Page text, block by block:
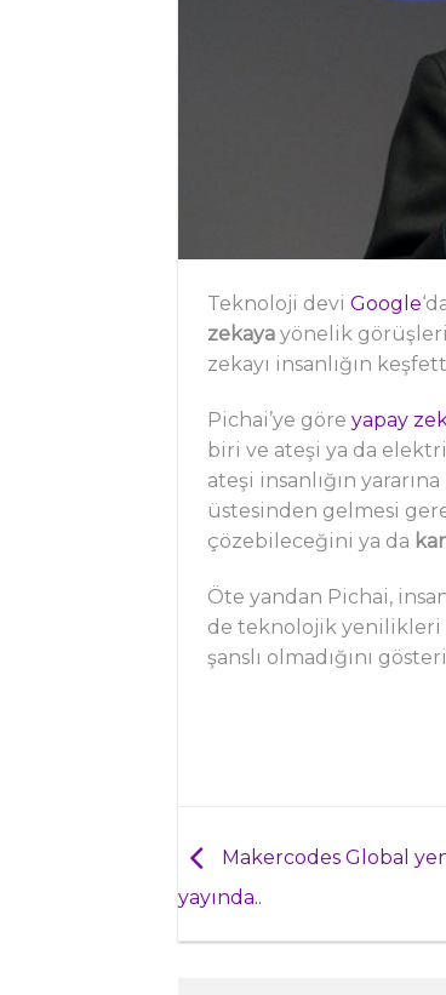
Teknoloji devi Google
zekaya yönelik
zekayı insanlığın
Pichai’ye göre yapay
biri ve ateşi ya da
ateşi insanlığın
üstesinden gelmesi
çözebileceğini ya da
Öte yandan Pichai,
de teknolojik yenilikleri
şanslı olmadığını
Makercodes Global
yayında..